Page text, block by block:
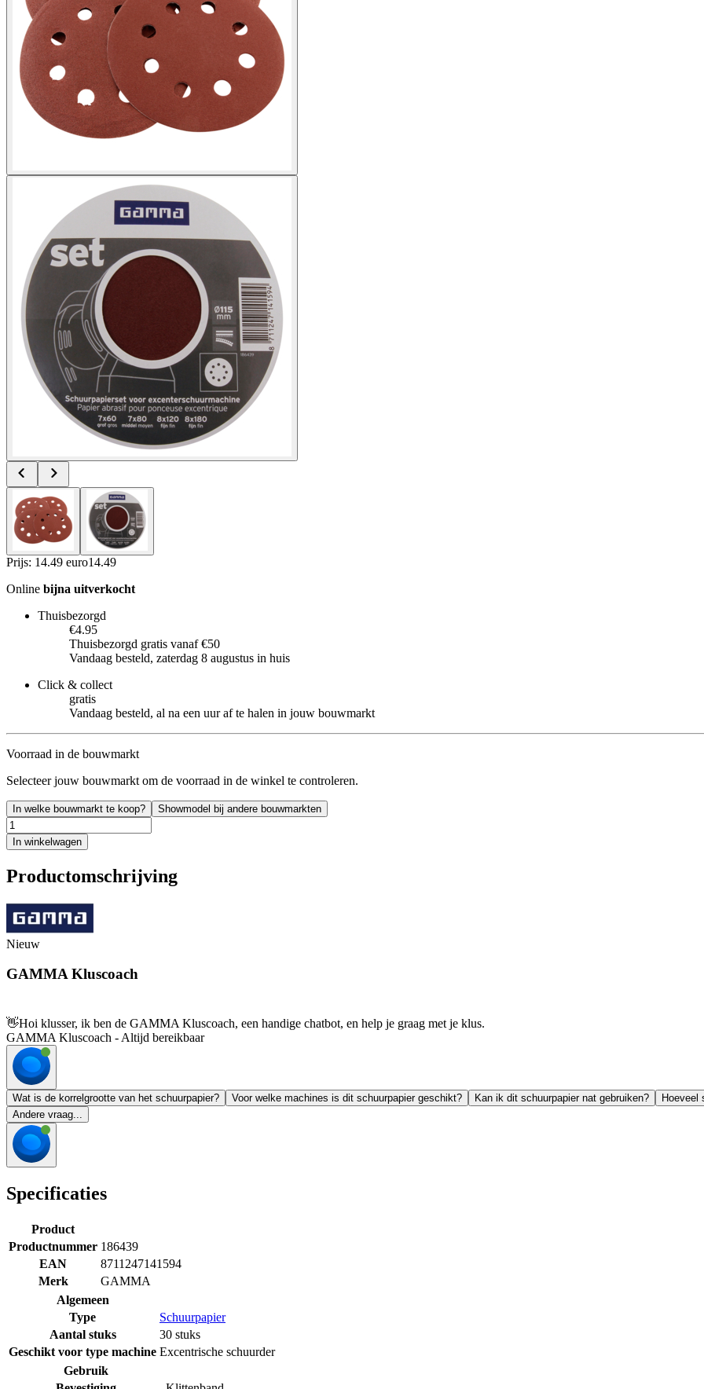
Prijs: 14.49 euro14.49
Online bijna uitverkocht
Thuisbezorgd
€4.95
Thuisbezorgd gratis vanaf €50
Vandaag besteld, zaterdag 8 augustus in huis
Click & collect
gratis
Vandaag besteld, al na een uur af te halen in jouw bouwmarkt
Voorraad in de bouwmarkt
Selecteer jouw bouwmarkt om de voorraad in de winkel te controleren.
In welke bouwmarkt te koop? Showmodel bij andere bouwmarkten
In winkelwagen
Productomschrijving
Nieuw
GAMMA Kluscoach
👋Hoi klusser, ik ben de GAMMA Kluscoach, een handige chatbot, en help je graag met je klus.
GAMMA Kluscoach - Altijd bereikbaar
Wat is de korrelgrootte van het schuurpapier? Voor welke machines is dit schuurpapier geschikt? Kan ik dit schuurpapier nat gebruiken?
Hoeveel
Andere vraag...
Specificaties
Product
Productnummer 186439
EAN
8711247141594
Merk
GAMMA
Algemeen
Type
Schuurpapier
Aantal stuks
30 stuks
Geschikt voor type machine Excentrische schuurder
Gebruik